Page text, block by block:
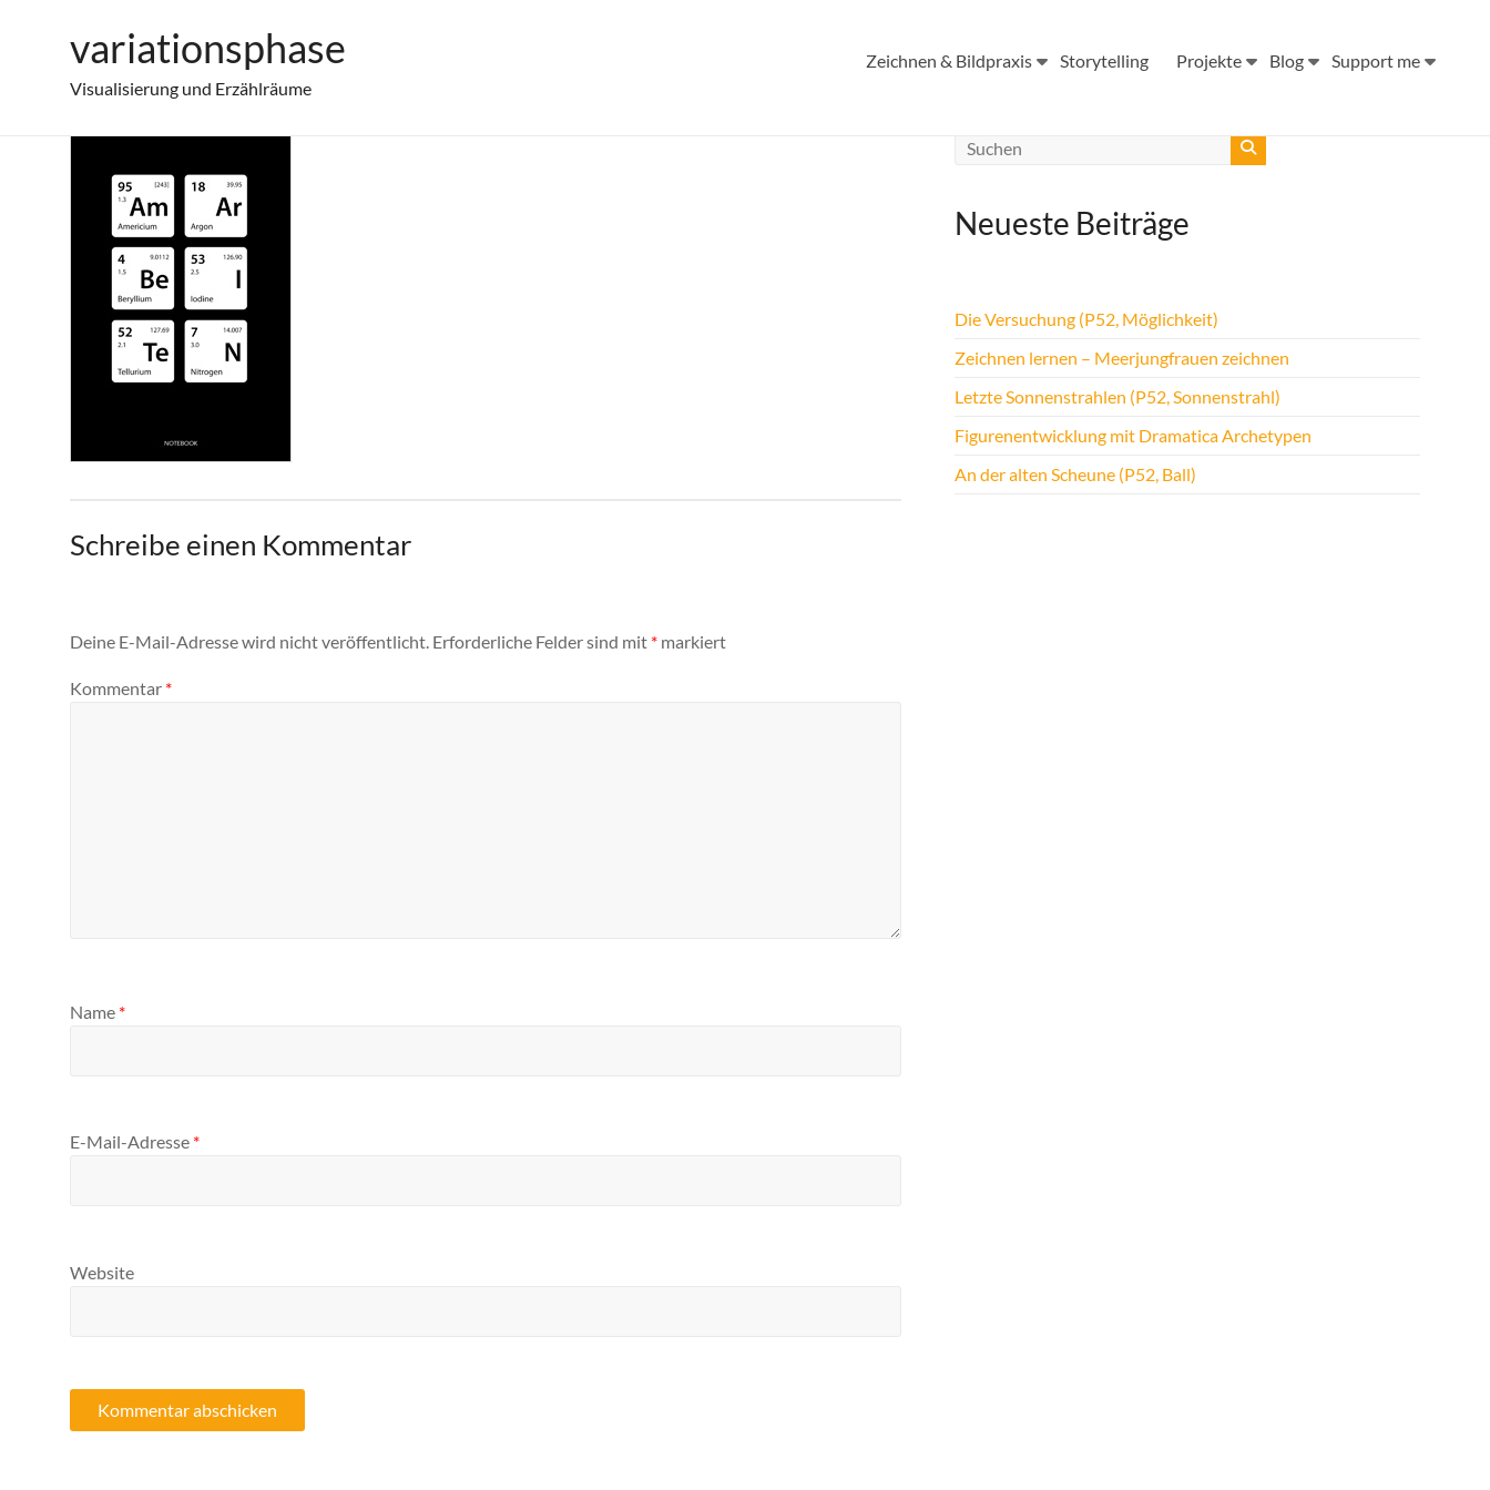
variationsphase
Visualisierung und Erzählräume
Zeichnen & Bildpraxis Storytelling Projekte Blog Support me
nb-thumb-009
Schreibe einen Kommentar
Deine E-Mail-Adresse wird nicht veröffentlicht. Erforderliche Felder sind mit * markiert
Kommentar *
Name *
E-Mail-Adresse *
Website
Neueste Beiträge
Die Versuchung (P52, Möglichkeit)
Zeichnen lernen – Meerjungfrauen zeichnen
Letzte Sonnenstrahlen (P52, Sonnenstrahl)
Figurenentwicklung mit Dramatica Archetypen
An der alten Scheune (P52, Ball)